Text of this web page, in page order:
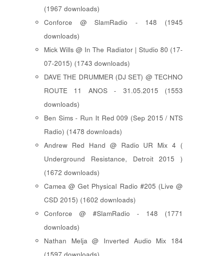
(1967 downloads)
Conforce @ SlamRadio - 148 (1945
downloads)
Mick Wills @ In The Radiator | Studio 80 (17-
07-2015) (1743 downloads)
DAVE THE DRUMMER (DJ SET) @ TECHNO
ROUTE 11 ANOS - 31.05.2015 (1553
downloads)
Ben Sims - Run It Red 009 (Sep 2015 / NTS
Radio) (1478 downloads)
Andrew Red Hand @ Radio UR Mix 4 (
Underground Resistance, Detroit 2015 )
(1672 downloads)
Camea @ Get Physical Radio #205 (Live @
CSD 2015) (1602 downloads)
Conforce @ #SlamRadio - 148 (1771
downloads)
Nathan Melja @ Inverted Audio Mix 184
(1597 downloads)